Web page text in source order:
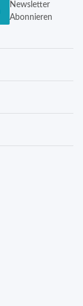
Newsletter
Abonnieren